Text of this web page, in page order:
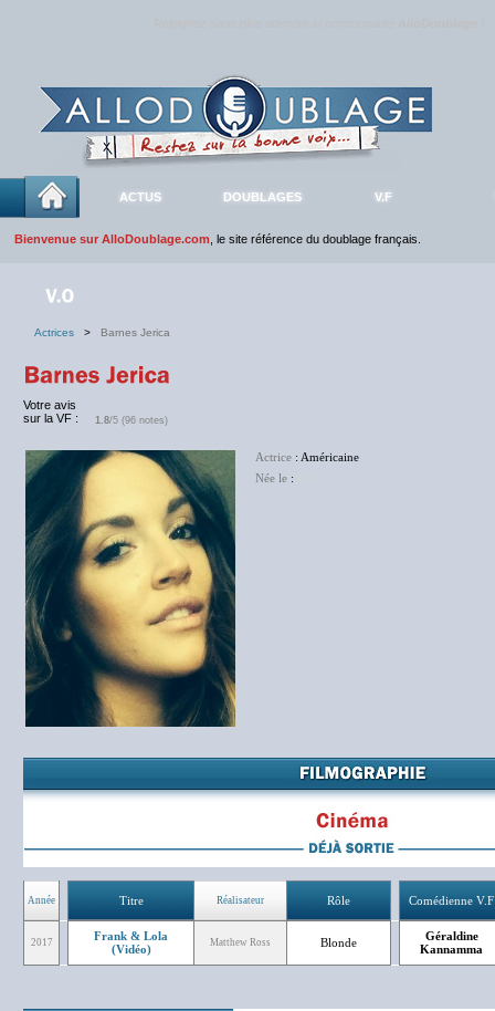
ACTUS DOUBLAGES V.F
Bienvenue sur AlloDoublage.com , le site référence du doublage français.
Actrices > Barnes Jerica
Votre avis
sur la VF :
1.8/5 (96 notes)
Actrice : Américaine
Née le :
Année Titre Réalisateur Rôle Comédienne V.F
2017
Frank & Lola
(Vidéo)
Matthew Ross Blonde
Géraldine
Kannamma